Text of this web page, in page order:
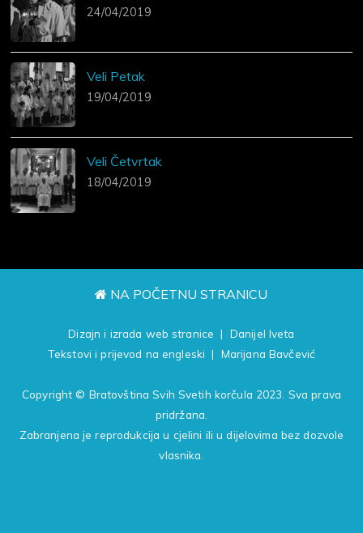
24/04/2019
Veli Petak
19/04/2019
Veli Četvrtak
18/04/2019
NA POČETNU STRANICU
Dizajn i izrada web stranice | Danijel Iveta
Tekstovi i prijevod na engleski | Marijana Bavčević
Copyright © Bratovština Svih Svetih korčula 2023. Sva prava
pridržana.
Zabranjena je reprodukcija u cjelini ili u dijelovima bez dozvole
vlasnika.